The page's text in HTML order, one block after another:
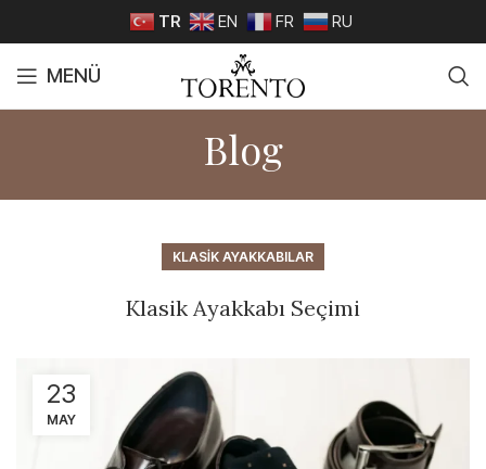
TR EN FR RU
MENÜ
Blog
KLASIK AYAKKABILAR
Klasik Ayakkabı Seçimi
23
MAY